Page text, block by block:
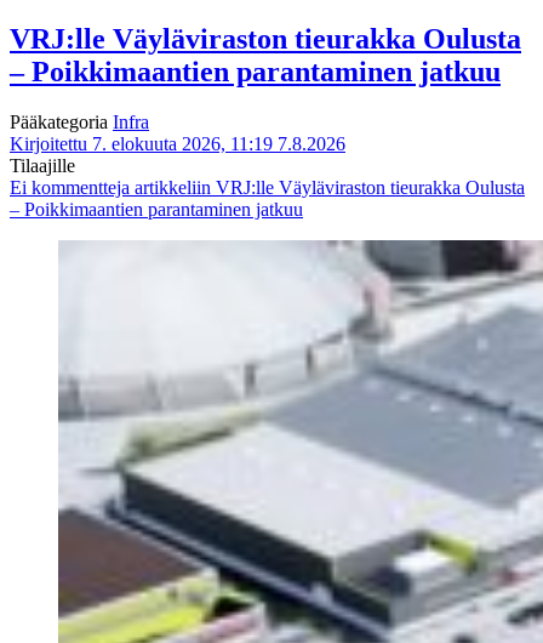
VRJ:lle Väyläviraston tieurakka Oulusta
– Poikkimaantien parantaminen jatkuu
Pääkategoria Infra
Kirjoitettu 7. elokuuta 2026, 11:19 7.8.2026
Tilaajille
Ei kommentteja artikkeliin VRJ:lle Väyläviraston tieurakka Oulusta
– Poikkimaantien parantaminen jatkuu